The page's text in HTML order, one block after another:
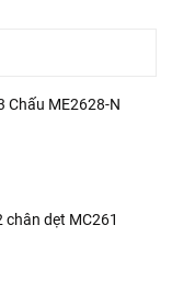
Chấu ME2628-N
chân dẹt MC261